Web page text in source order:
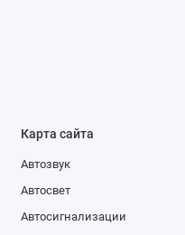
Карта сайта
Автозвук
Автосвет
Автосигнализации